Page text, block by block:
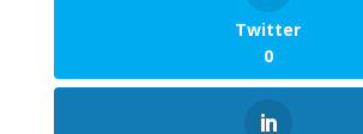
Twitter
0